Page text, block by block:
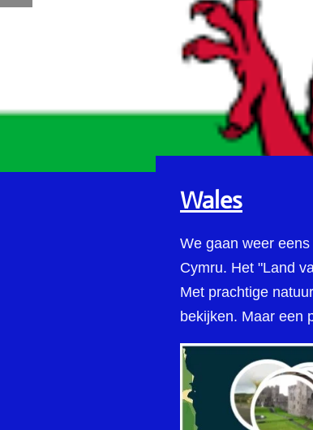
Wales
We gaan weer
Cymru. Het "Land
Met prachtige
bekijken. Maar een